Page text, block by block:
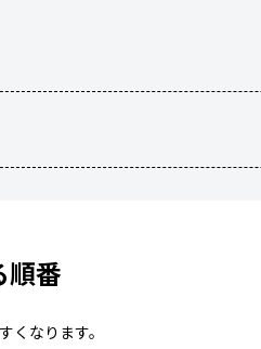
順番
なります。